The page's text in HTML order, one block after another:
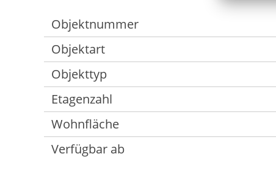
Objektnummer
Objektart
Objekttyp
Etagenzahl
Wohnfläche
Verfügbar ab